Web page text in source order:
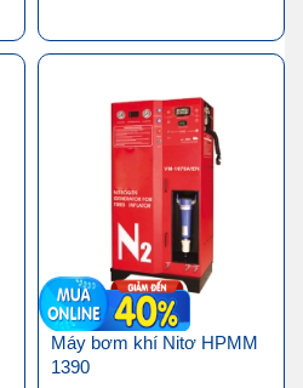
Máy bơm khí Nitơ HPMM
1390